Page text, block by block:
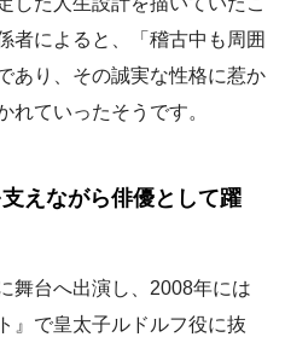
者によると、「稽古中も周囲
あり、その誠実な性格に惹か
れていったそうです。
えながら俳優として躍
舞台へ出演し、2008年には
』で皇太子ルドルフ役に抜